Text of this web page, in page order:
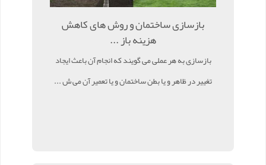
بازسازی ساختمان و روش های کاهش
هزینه باز ...
بازسازی به هر عملی می گویند که انجام آن باعث ایجاد
تغییر در ظاهر و یا بطن ساختمان و یا تعمیر آن می ش ...